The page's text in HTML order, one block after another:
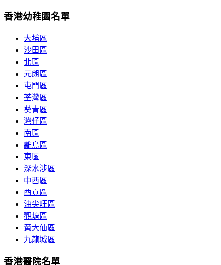
香港幼稚園名單
大埔區
沙田區
北區
元朗區
屯門區
荃灣區
葵青區
灣仔區
南區
離島區
東區
深水涉區
中西區
西貢區
油尖旺區
觀塘區
黃大仙區
九龍城區
香港醫院名單